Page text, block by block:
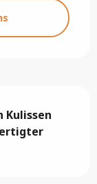
Kulissen